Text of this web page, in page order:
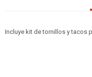
Incluye kit de tornillos y tacos